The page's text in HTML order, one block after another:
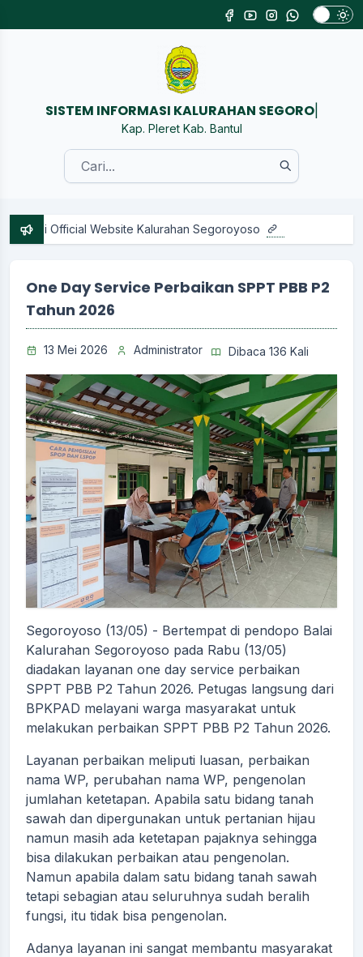
SISTEM INFORMASI KAL |
Kap. Pleret Kab. Bantul
Official Website Kalurahan Segoroyoso
One Day Service Perbaikan SPPT PBB P2
Tahun 2026
13 Mei 2026 Administrator Dibaca 136 Kali
Segoroyoso (13/05) - Bertempat di pendopo Balai
Kalurahan Segoroyoso pada Rabu (13/05)
diadakan layanan one day service perbaikan
SPPT PBB P2 Tahun 2026. Petugas langsung dari
BPKPAD melayani warga masyarakat untuk
melakukan perbaikan SPPT PBB P2 Tahun 2026.
Layanan perbaikan meliputi luasan, perbaikan
nama WP, perubahan nama WP, pengenolan
jumlahan ketetapan. Apabila satu bidang tanah
sawah dan dipergunakan untuk pertanian hijau
namun masih ada ketetapan pajaknya sehingga
bisa dilakukan perbaikan atau pengenolan.
Namun apabila dalam satu bidang tanah sawah
tetapi sebagian atau seluruhnya sudah beralih
fungsi, itu tidak bisa pengenolan.
Adanya layanan ini sangat membantu masyarakat